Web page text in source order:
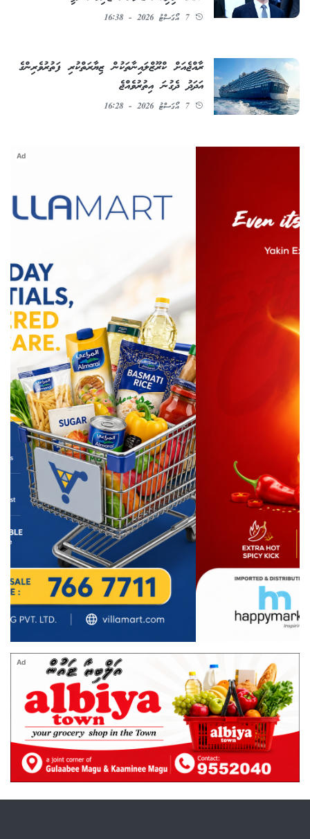
7 އޯގަސްޓު 2026 - 16:38
ރާއްޖެއަށް ކްރޫޒްލައިނާތަކުން ޒިޔާރަތްކުރި ފަތުރުވެރިންގެ
އަދަދު ދެގުނަ އިތުރުވެއްޖެ
7 އޯގަސްޓު 2026 - 16:28
Ad
Ad